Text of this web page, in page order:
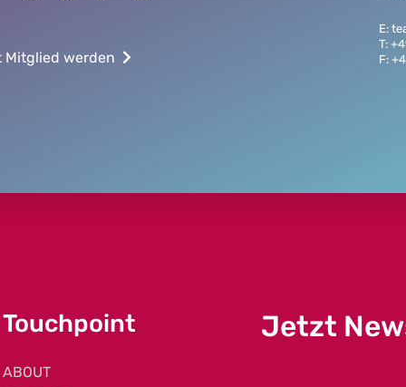
Mitglied werden
E:
T:
F:
Touchpoint
ABOUT
Jetzt